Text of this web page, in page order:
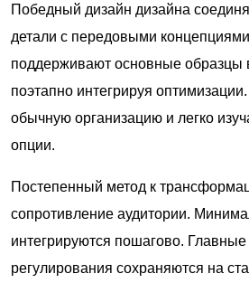
Победный дизайн дизайна
детали с передовыми
поддерживают основные образцы
поэтапно интегрируя
обычную организацию и легко
опции.
Постепенный метод к
сопротивление аудитории.
интегрируются пошагово. Главные
регулирования сохраняются на